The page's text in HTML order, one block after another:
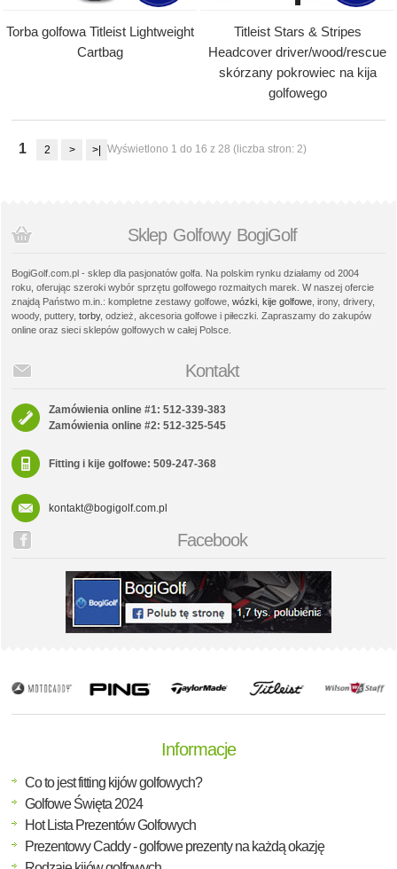
Torba golfowa Titleist Lightweight
Cartbag
Titleist Stars & Stripes
Headcover driver/wood/rescue
skórzany pokrowiec na kija
golfowego
1 2 > >| Wyświetlono 1 do 16 z 28 (liczba stron: 2)
Sklep Golfowy BogiGolf
BogiGolf.com.pl - sklep dla pasjonatów golfa. Na polskim rynku działamy od 2004
roku, oferując szeroki wybór sprzętu golfowego rozmaitych marek. W naszej ofercie
znajdą Państwo m.in.: kompletne zestawy golfowe, wózki kije golfowe , irony, drivery,
woody, puttery, torby, odzież, akcesoria golfowe i piłeczki. Zapraszamy do zakupów
online oraz sieci sklepów golfowych w całej Polsce.
Kontakt
Zamówienia online #1: 512-339-383
Zamówienia online #2: 512-325-545
Fitting i kije golfowe: 509-247-368
kontakt@bogigolf.com.pl
Facebook
Informacje
Co to jest fitting kijów golfowych?
Golfowe Święta 2024
Hot Lista Prezentów Golfowych
Prezentowy Caddy - golfowe prezenty na każdą okazję